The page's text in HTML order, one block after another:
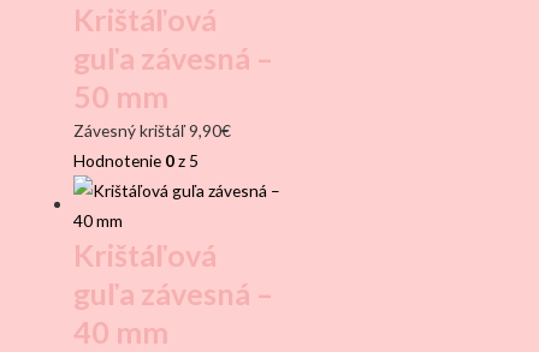
Krištáľová
guľa závesná –
50 mm
Závesný krištáľ9,90€
Hodnotenie 0z 5
Krištáľová
guľa závesná –
40 mm